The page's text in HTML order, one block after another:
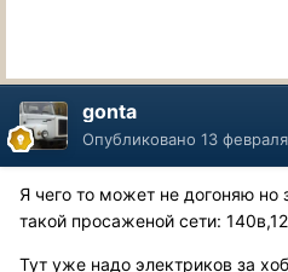
gonta
Опубликовано 13
Я чего то может не догоняю но
такой просаженой сети:
Тут уже надо электриков за